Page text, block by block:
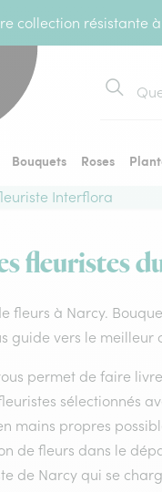
collection résistante
Bouquets Roses
Interflora
fleuristes
fleurs à Narcy.
guide vers le meilleur
permet de faire
sélectionnés
propres
de fleurs dans le
de Narcy qui se